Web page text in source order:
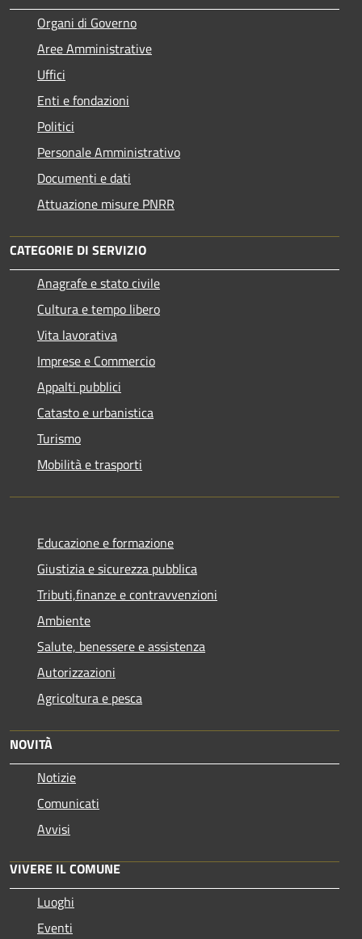
Organi di Governo
Aree Amministrative
Uffici
Enti e fondazioni
Politici
Personale Amministrativo
Documenti e dati
Attuazione misure PNRR
CATEGORIE DI SERVIZIO
Anagrafe e stato civile
Cultura e tempo libero
Vita lavorativa
Imprese e Commercio
Appalti pubblici
Catasto e urbanistica
Turismo
Mobilità e trasporti
Educazione e formazione
Giustizia e sicurezza pubblica
Tributi,finanze e contravvenzioni
Ambiente
Salute, benessere e assistenza
Autorizzazioni
Agricoltura e pesca
NOVITÀ
Notizie
Comunicati
Avvisi
VIVERE IL COMUNE
Luoghi
Eventi